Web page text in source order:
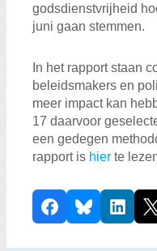
godsdienstvrijheid
juni gaan stemmen.
In het rapport staan
beleidsmakers en
meer impact kan
17 daarvoor
een gedegen
rapport is hier te
D
e
e
FacebookBluesky